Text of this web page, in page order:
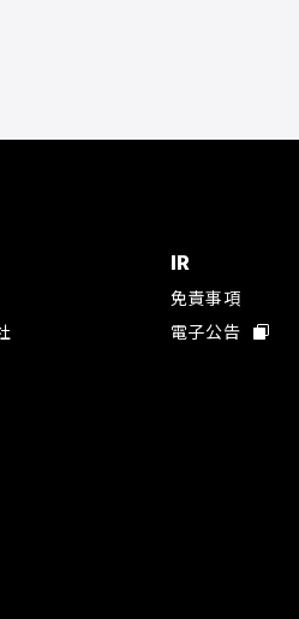
IR
免責事項
電子公告